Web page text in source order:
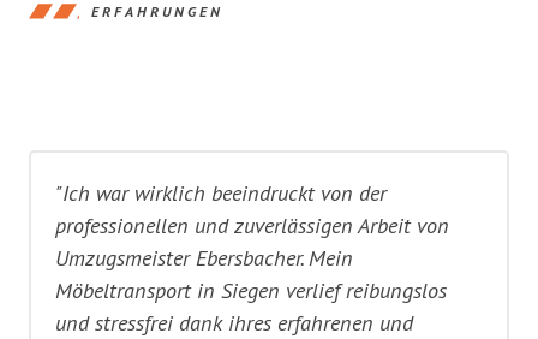
ERFAHRUNGEN
"Ich war wirklich beeindruckt von der
professionellen und zuverlässigen Arbeit von
Umzugsmeister Ebersbacher. Mein
Möbeltransport in Siegen verlief reibungslos
und stressfrei dank ihres erfahrenen und